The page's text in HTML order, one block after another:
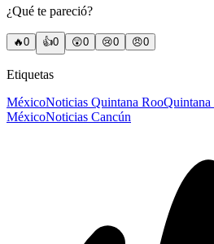
¿Qué te pareció?
🔥0 👍0 😲0 😢0 😠0
Etiquetas
MéxicoNoticias Quintana RooQuintana
MéxicoNoticias Cancún